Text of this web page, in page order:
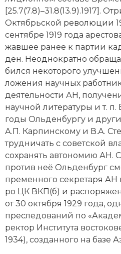
[25.7(7.8)–31.8(13.9).1917].
Октябрьской ре­во­лю­ции
сентябре 1919 года
жав­шее ра­нее к пар­тии
дён. Не­од­но­крат­но
бил­ся не­ко­то­ро­го
ло­же­ния на­учных
дея­тель­но­сти АН,
научной литературы и т. п.
годы Ольденбургу и
А.П. Кар­пин­ско­му и В.А.
труд­ни­чать с советской
со­хра­нять ав­то­но­мию АН.
про­тив неё Ольденбург
пре­мен­но­го сек­ре­та­ря
ро ЦК ВКП(б) и
от 30 октября 1929 года,
пре­сле­до­ва­ний по
рек­тор Института
1934), соз­дан­но­го на ба­зе